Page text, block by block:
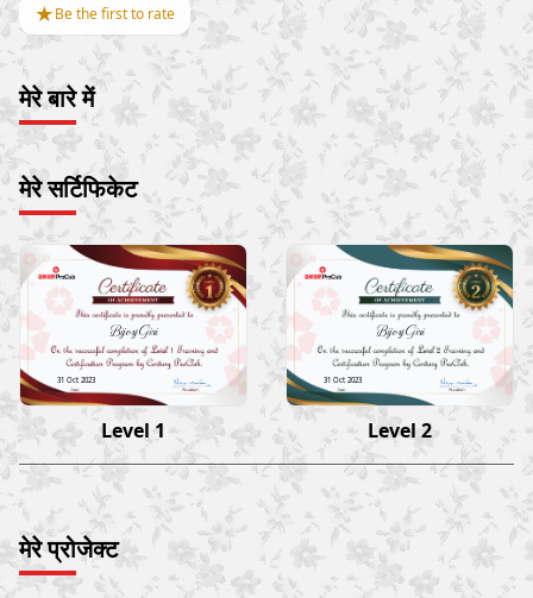
★Be the first to rate
मेरे बारे में
मेरे सर्टिफिकेट
Bijoy Giri
31 Oct 2023
Level 1
Bijoy Giri
31 Oct 2023
Level 2
मेरे प्रोजेक्ट